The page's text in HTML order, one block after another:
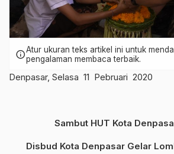
infoAtur ukuran teks artikel ini untuk
pengalaman membaca terbaik.
Denpasar, Selasa 11 Pebruari 2020
Sambut HUT Kota
Disbud Kota Denpasar Gelar